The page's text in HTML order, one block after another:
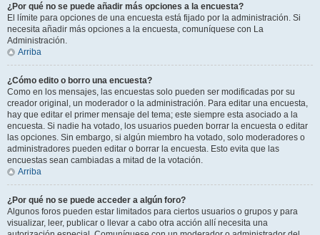
¿Por qué no se puede añadir más opciones a la encuesta?
El límite para opciones de una encuesta está fijado por la administración. Si
necesita añadir más opciones a la encuesta, comuníquese con La
Administración.
Arriba
¿Cómo edito o borro una encuesta?
Como en los mensajes, las encuestas solo pueden ser modificadas por su
creador original, un moderador o la administración. Para editar una encuesta,
hay que editar el primer mensaje del tema; este siempre esta asociado a la
encuesta. Si nadie ha votado, los usuarios pueden borrar la encuesta o editar
las opciones. Sin embargo, si algún miembro ha votado, solo moderadores o
administradores pueden editar o borrar la encuesta. Esto evita que las
encuestas sean cambiadas a mitad de la votación.
Arriba
¿Por qué no se puede acceder a algún foro?
Algunos foros pueden estar limitados para ciertos usuarios o grupos y para
visualizar, leer, publicar o llevar a cabo otra acción allí necesita una